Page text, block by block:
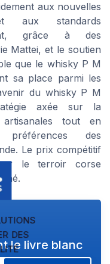
aux nouvelles
aux standards
grâce à des
Mattei, et le soutien
que le whisky P M
sa place parmi les
du whisky P M
axée sur la
tout en
des
Le prix compétitif
le terroir corse
des
le livre blanc